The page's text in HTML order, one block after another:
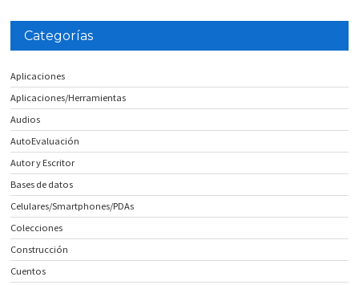
Categorías
Aplicaciones
Aplicaciones/Herramientas
Audios
AutoEvaluación
Autor y Escritor
Bases de datos
Celulares/Smartphones/PDAs
Colecciones
Construcción
Cuentos